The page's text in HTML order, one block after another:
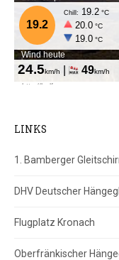
LINKS
1. Bamberger
DHV Deutscher
Flugplatz Kronach
Oberfränkischer